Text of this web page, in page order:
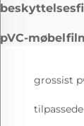
pVC-
grossist